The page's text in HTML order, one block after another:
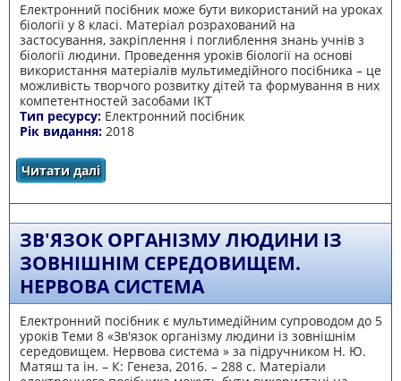
Електронний посібник може бути використаний на уроках
біології у 8 класі. Матеріал розрахований на
застосування, закріплення і поглиблення знань учнів з
біології людини. Проведення уроків біології на основі
використання матеріалів мультимедійного посібника – це
можливість творчого розвитку дітей та формування в них
компетентностей засобами ІКТ
Тип ресурсу: Електронний посібник
Рік видання: 2018
Читати далі
ЗВ'ЯЗОК ОРГАНІЗМУ ЛЮДИНИ ІЗ
ЗОВНІШНІМ СЕРЕДОВИЩЕМ.
НЕРВОВА СИСТЕМА
Електронний посібник є мультимедійним супроводом до 5
уроків Теми 8 «Зв'язок організму людини із зовнішнім
середовищем. Нервова система » за підручником Н. Ю.
Матяш та ін. – К: Генеза, 2016. – 288 с. Матеріали